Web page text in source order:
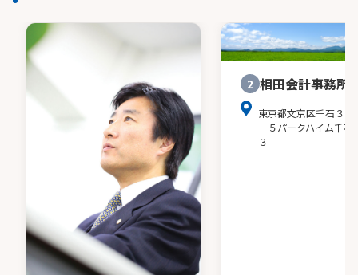
2 相田会計事務所
東京都文京区千石３－
－５パークハイム千石
３